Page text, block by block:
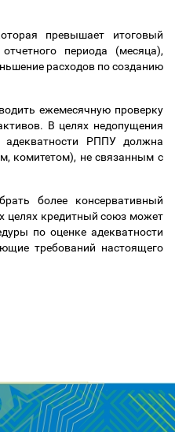
превышает итоговый
периода (месяца),
расходов по созданию
ежемесячную проверку
В целях недопущения
адекватности РППУ должна
комитетом), не связанным с
более консервативный
целях кредитный союз может
по оценке адекватности
требований настоящего